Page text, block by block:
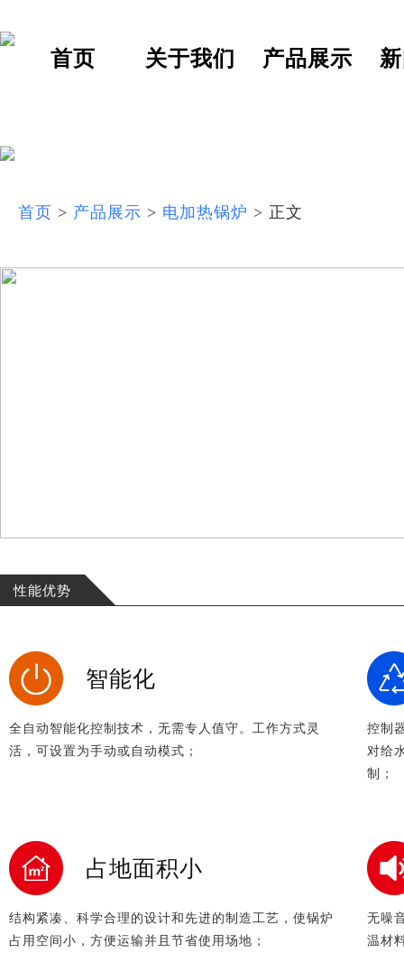
首页 关于我们 产品展示
首页 > 产品展示 > 电加热锅炉 > 正文
性能优势
智能化
全自动智能化控制技术，无需专人值守。工作方式灵
活，可设置为手动或自动模式；
控制
对给
制；
占地面积小
结构紧凑、科学合理的设计和先进的制造工艺，使锅炉
占用空间小，方便运输并且节省使用场地；
无噪
温材